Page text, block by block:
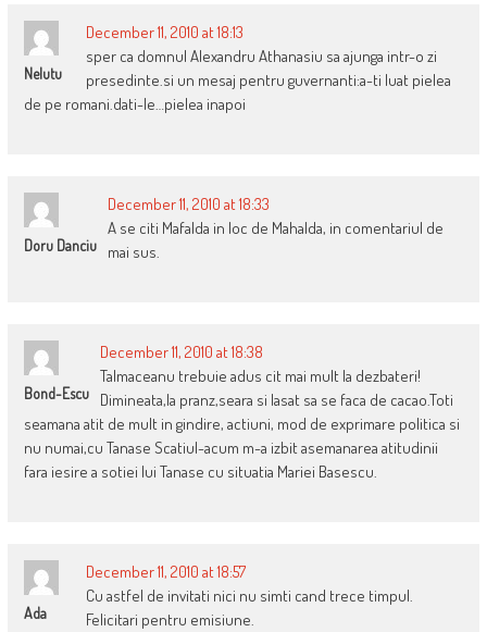
Nelutu
December 11, 2010 at 18:13
sper ca domnul Alexandru Athanasiu sa ajunga intr-o zi
presedinte.si un mesaj pentru guvernanti:a-ti luat pielea
de pe romani.dati-le…pielea inapoi
Doru Danciu
December 11, 2010 at 18:33
A se citi Mafalda in loc de Mahalda, in comentariul de
mai sus.
Bond-Escu
December 11, 2010 at 18:38
Talmaceanu trebuie adus cit mai mult la dezbateri!
Dimineata,la pranz,seara si lasat sa se faca de cacao.Toti
seamana atit de mult in gindire, actiuni, mod de exprimare politica si
nu numai,cu Tanase Scatiul-acum m-a izbit asemanarea atitudinii
fara iesire a sotiei lui Tanase cu situatia Mariei Basescu.
Ada
December 11, 2010 at 18:57
Cu astfel de invitati nici nu simti cand trece timpul.
Felicitari pentru emisiune.